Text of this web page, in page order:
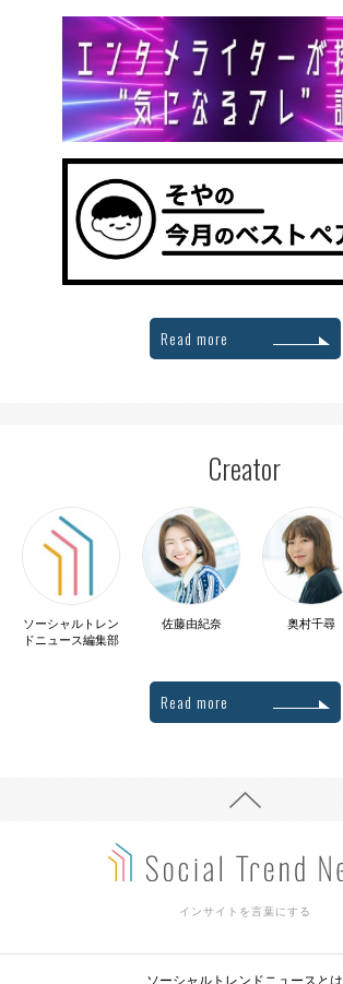
Read more
Creator
ソーシャルトレン
ドニュース編集部
佐藤由紀奈 奥村千尋
Read more
インサイトを言葉にする
ソーシャルトレンドニュースとは